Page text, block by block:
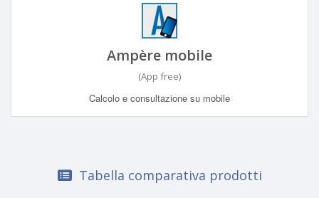
Ampère mobile
(App free)
Calcolo e consultazione su mobile
Tabella comparativa prodotti